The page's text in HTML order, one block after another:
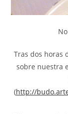
Tras dos horas
sobre nuestra
(http://